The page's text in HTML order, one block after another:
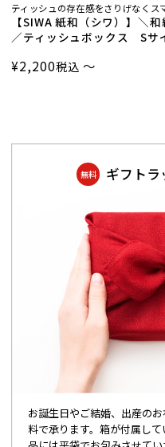
ティッシュの存在感をさりげなくス
【SIWA 紙和（シワ）】＼
／ティッシュボックス Sサ
¥2,200税込 〜
無料 ギフトラ
お誕生日やご結婚、出産の
料で承ります。箱が付属し